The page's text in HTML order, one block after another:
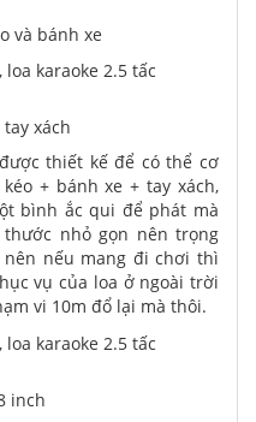
và bánh xe
xách
được thiết kế để có thể cơ
+ bánh xe + tay xách,
bình ắc qui để phát mà
nhỏ gọn nên trọng
nên nếu mang đi chơi thì
vụ của loa ở ngoài trời
vi 10m đổ lại mà thôi.
inch